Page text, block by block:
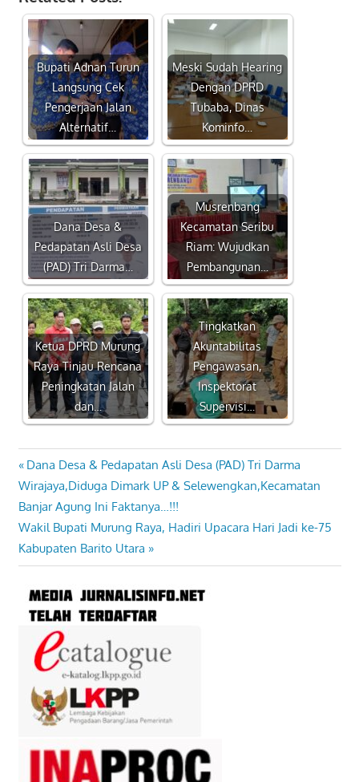
Bupati Adnan Turun
Langsung Cek
Pengerjaan Jalan
Alternatif…
Meski Sudah Hearing
Dengan DPRD
Tubaba, Dinas
Kominfo…
Dana Desa &
Pedapatan Asli Desa
(PAD) Tri Darma…
Musrenbang
Kecamatan Seribu
Riam: Wujudkan
Pembangunan…
Ketua DPRD Murung
Raya Tinjau Rencana
Peningkatan Jalan
dan…
Tingkatkan
Akuntabilitas
Pengawasan,
Inspektorat
Supervisi…
Navigasi
pos
Previous
Post:
Dana Desa & Pedapatan Asli Desa (PAD) Tri Darma
Wirajaya,Diduga Dimark UP & Selewengkan,Kecamatan
Banjar Agung Ini Faktanya…!!!
Next
Post:
Wakil Bupati Murung Raya, Hadiri Upacara Hari Jadi ke-75
Kabupaten Barito Utara